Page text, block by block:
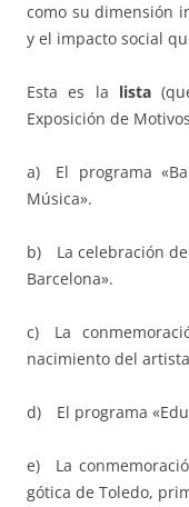
como su dimensión
y el impacto social
Esta es la lista
Exposición de
a) El programa
Música».
b) La celebración
Barcelona».
c) La
nacimiento del
d) El programa
e) La
gótica de Toledo,